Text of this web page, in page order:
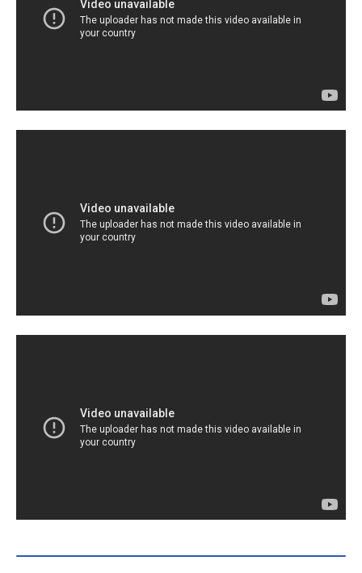
一宏（草薙KUSANAGI）色彩設計：
村上智美撮影監督：小川克人（チッ
マ...